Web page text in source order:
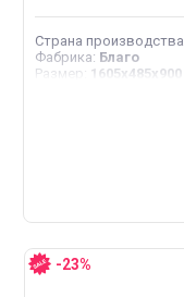
Страна производства
Фабрика: Благо
Размер : 1605х485х900
-23%